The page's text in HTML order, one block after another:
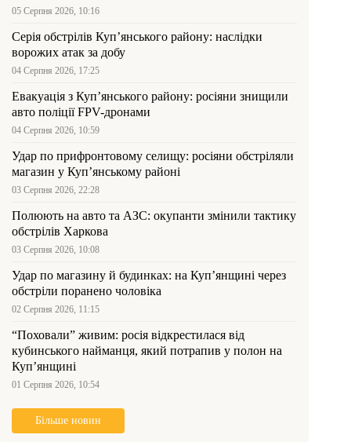
05 Серпня 2026, 10:16
Серія обстрілів Куп’янського району: наслідки
ворожих атак за добу
04 Серпня 2026, 17:25
Евакуація з Куп’янського району: росіяни знищили
авто поліції FPV-дронами
04 Серпня 2026, 10:59
Удар по прифронтовому селищу: росіяни обстріляли
магазин у Куп’янському районі
03 Серпня 2026, 22:28
Полюють на авто та АЗС: окупанти змінили тактику
обстрілів Харкова
03 Серпня 2026, 10:08
Удар по магазину й будинках: на Куп’янщині через
обстріли поранено чоловіка
02 Серпня 2026, 11:15
“Поховали” живим: росія відкрестилася від
кубинського найманця, який потрапив у полон на
Куп’янщині
01 Серпня 2026, 10:54
Більше новин